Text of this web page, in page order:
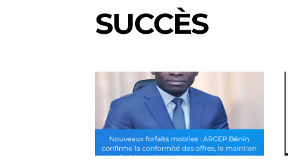
SUCCÈS